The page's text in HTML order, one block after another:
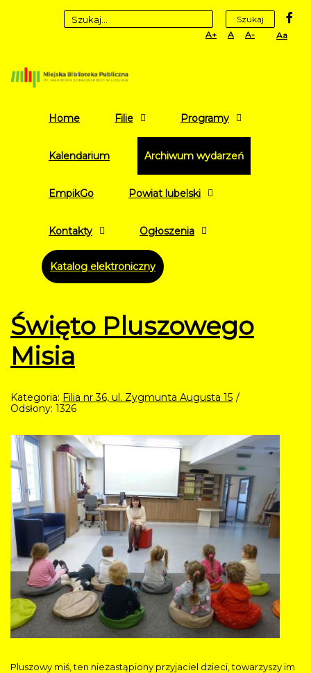
Szukaj
Set
LargerDefault
Set
Smaller
High
Home Filie Programy
Kalendarium Archiwum wydarzeń
EmpikGo Powiat lubelski
Kontakty Ogłoszenia
Katalog elektroniczny
Święto Pluszowego
Misia
Kategoria: Filia nr 36, ul. Zygmunta Augusta 15
Odsłony: 1326
Pluszowy miś, ten niezastąpiony przyjaciel dzieci, towarzyszy im